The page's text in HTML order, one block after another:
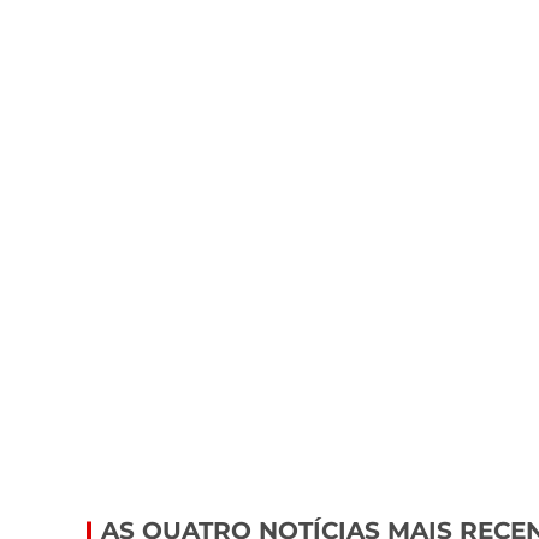
AS QUATRO NOTÍCIAS MAIS